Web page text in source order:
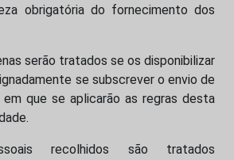
obrigatória do fornecimento dos
serão tratados se os disponibilizar
se subscrever o envio de
que se aplicarão as regras desta
recolhidos são tratados